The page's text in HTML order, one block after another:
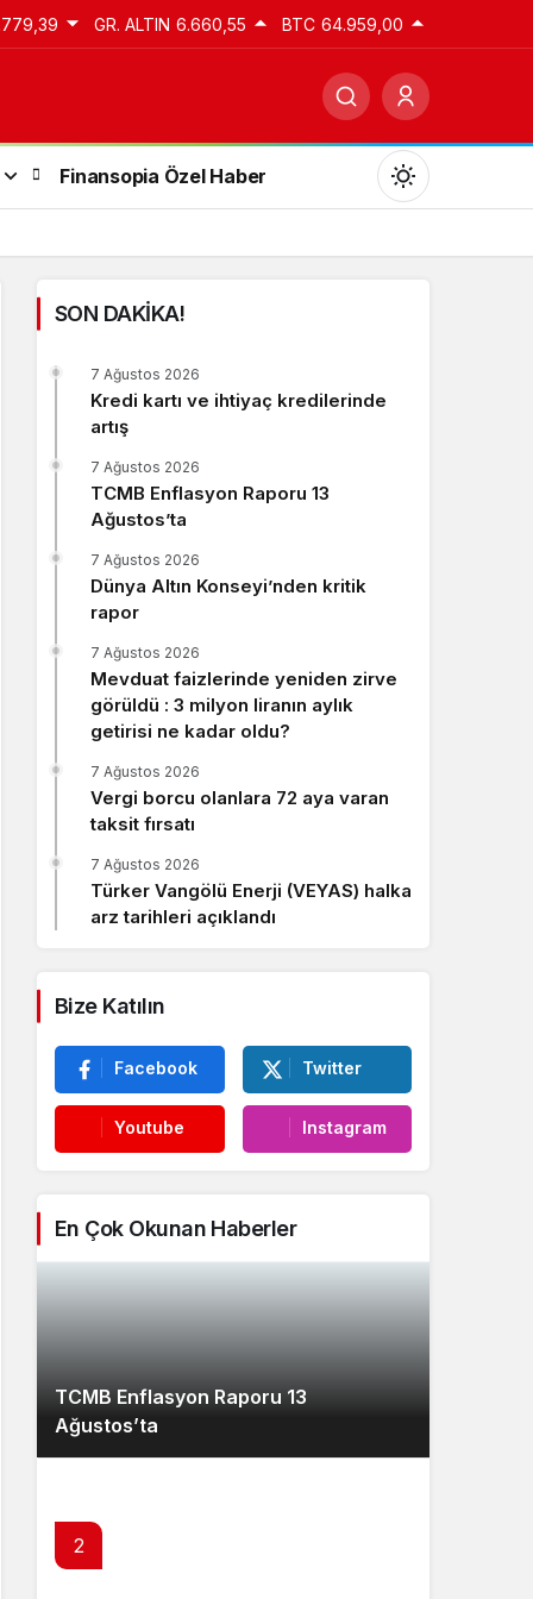
GR. ALTIN 6.660,55 BTC 64.959,00
Finansopia Özel Haber
Gündüz modunu seçin.
Gece Modu
Gece modunu seçin.
Sistem Modu
Sistem modunu seçin.
SON DAKİKA!
Kredi kartı ve ihtiyaç kredilerinde
artış
7 Ağustos 2026
TCMB Enflasyon Raporu 13
Ağustos’ta
7 Ağustos 2026
Dünya Altın Konseyi’nden kritik
rapor
7 Ağustos 2026
Mevduat faizlerinde yeniden zirve
görüldü : 3 milyon liranın aylık
getirisi ne kadar oldu?
7 Ağustos 2026
Vergi borcu olanlara 72 aya varan
taksit fırsatı
7 Ağustos 2026
Türker Vangölü Enerji (VEYAS) halka
arz tarihleri açıklandı
7 Ağustos 2026
Bize Katılın
Facebook Twitter
Youtube Instagram
En Çok Okunan Haberler
TCMB Enflasyon Raporu 13
Ağustos’ta
2